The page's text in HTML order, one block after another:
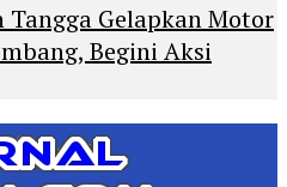
Tangga Gelapkan Motor
Begini Aksi